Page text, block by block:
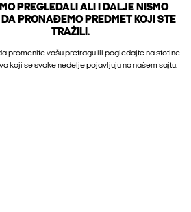
PREGLEDALI ALI I DALJE NISMO
PRONAĐEMO PREDMET KOJI STE
TRAŽILI.
promenite vašu pretragu ili pogledajte na stotine
koji se svake nedelje pojavljuju na našem sajtu.